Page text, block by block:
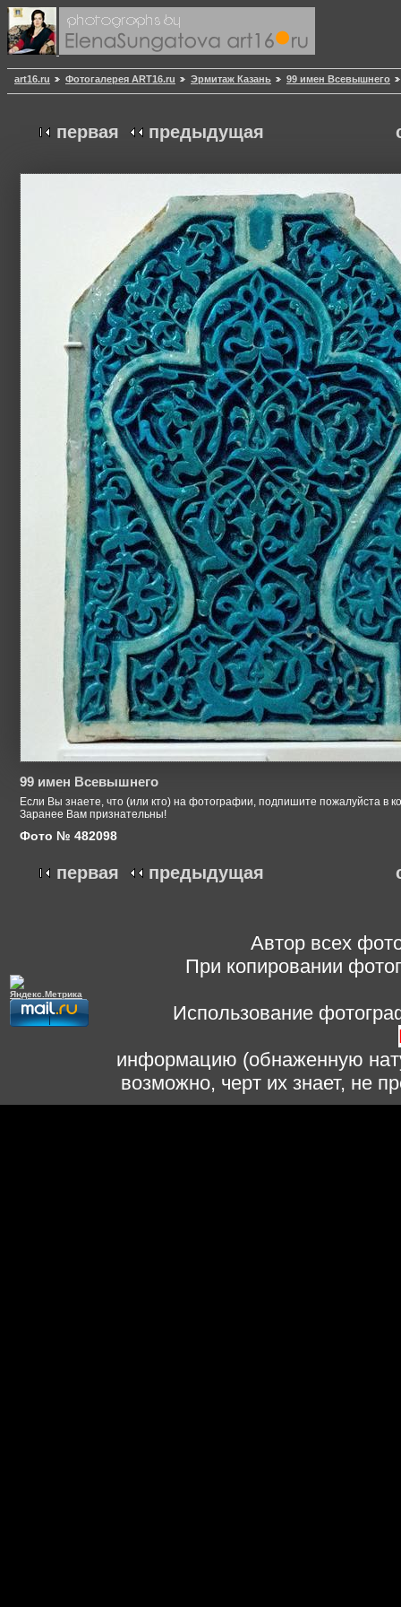
art16.ru Фотогалерея ART16.ru Эрмитаж Казань 99 имен Всевышнего
первая предыдущая
99 имен Всевышнего
Если Вы знаете, что (или кто) на фотографии, подпишите пожалуйста в
Заранее Вам признательны!
Фото № 482098
первая предыдущая
Автор всех
При копировании
Использование
информацию (обнаженную
возможно, черт их знает, не